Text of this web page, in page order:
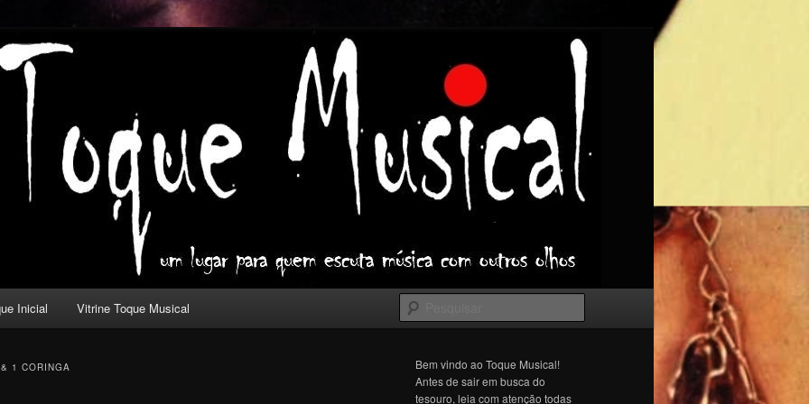
com outros olhos.
Inicial Vitrine Toque Musical
1 CORINGA
Bem vindo ao Toque Musical!
Antes de sair em busca do
tesouro, leia com atenção todas